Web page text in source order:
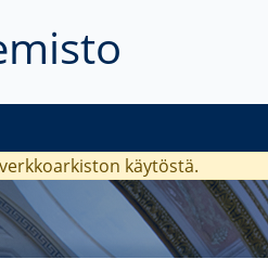
käytöstä.